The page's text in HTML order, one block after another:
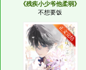
《残疾小少爷他柔弱》
不想要饭